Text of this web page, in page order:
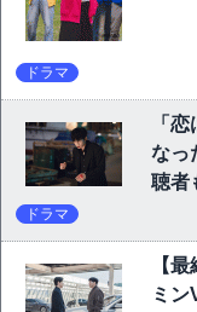
ドラマ
「
なっ
聴者
ドラマ
【
ミン